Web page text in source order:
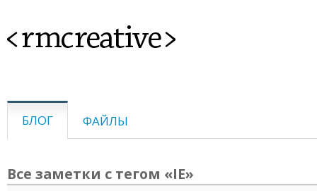
<rmcreative>
БЛОГ ФАЙЛЫ
Все заметки с тегом «IE»